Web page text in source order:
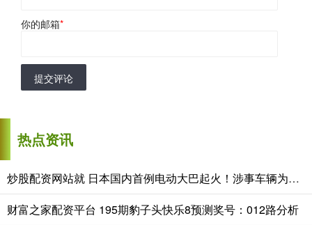
你的邮箱*
提交评论
热点资讯
炒股配资网站就 日本国内首例电动大巴起火！涉事车辆为本土品牌五十铃、电池韩国造
财富之家配资平台 195期豹子头快乐8预测奖号：012路分析